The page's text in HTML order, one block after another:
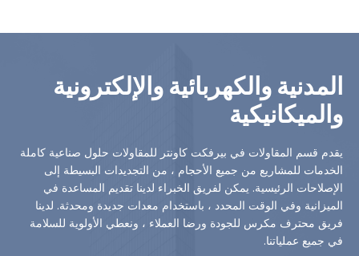
المدنية والكهربائية والإلكترونية
والميكانيكية
يقدم قسم المقاولات في بيرفكت كاونتر للمقاولات حلول صناعية كاملة
الخدمات للمشاريع من جميع الأحجام ، من التجديدات البسيطة إلى
الإصلاحات الرئيسية. يمكن لفريق الخبراء لدينا تقديم المساعدة في
الميزانية وفي الوقت المحدد ، باستخدام معدات جديدة ومحدثة. لدينا
فريق محترف مكرس للجودة ورضا العملاء ، ونعطي الأولوية للسلامة
في جميع عملياتنا.